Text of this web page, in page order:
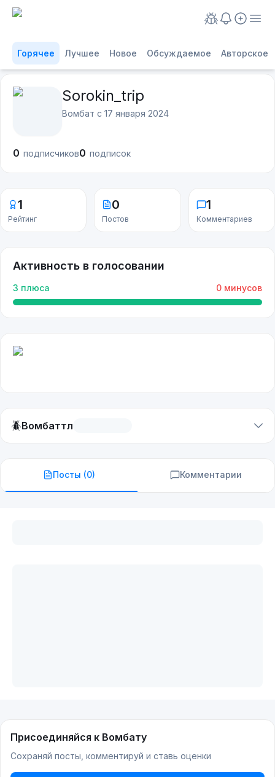
Горячее Лучшее Новое Обсуждаемое Авторское
Sorokin_trip
Вомбат с 17 января 2024
0 подписчиков0 подписок
1
Рейтинг
0
Постов
1
Комментариев
Активность в голосовании
3 плюса 0 минусов
🪲Вомбаттл
Посты (0) Комментарии
Присоединяйся к Вомбату
Сохраняй посты, комментируй и ставь оценки